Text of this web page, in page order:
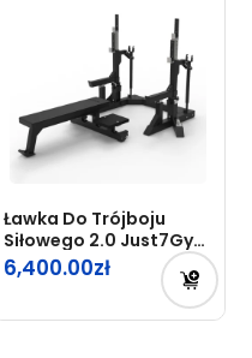
Ławka Do Trójboju
Siłowego 2.0 Just7Gym
Professional
6,400.00